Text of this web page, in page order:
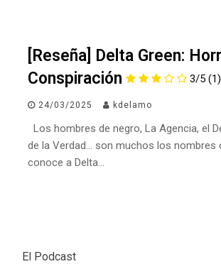
[Reseña] Delta Green:
Conspiración
3/5 (1)
24/03/2025 kdelamo
Los hombres de negro, La Agencia, el
de la Verdad… son muchos los nombres
conoce a Delta…
El Podcast